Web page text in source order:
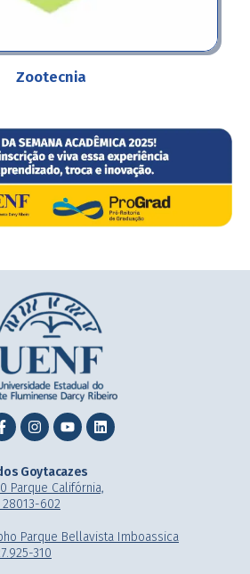
Zootecnia
Goytacazes
Parque Califórnia,
28013-602
Parque Bellavista Imboassica
310